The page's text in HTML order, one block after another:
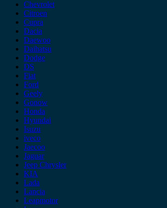
Chevrolet
Citroen
Cupra
Dacia
Daewoo
Daihatsu
Dodge
DS
Fiat
Ford
Geely
Gonow
Honda
Hyundai
Isuzu
iveco
Jaecoo
Jaguar
Jeep Chrysler
KIA
Lada
Lancia
Leapmotor